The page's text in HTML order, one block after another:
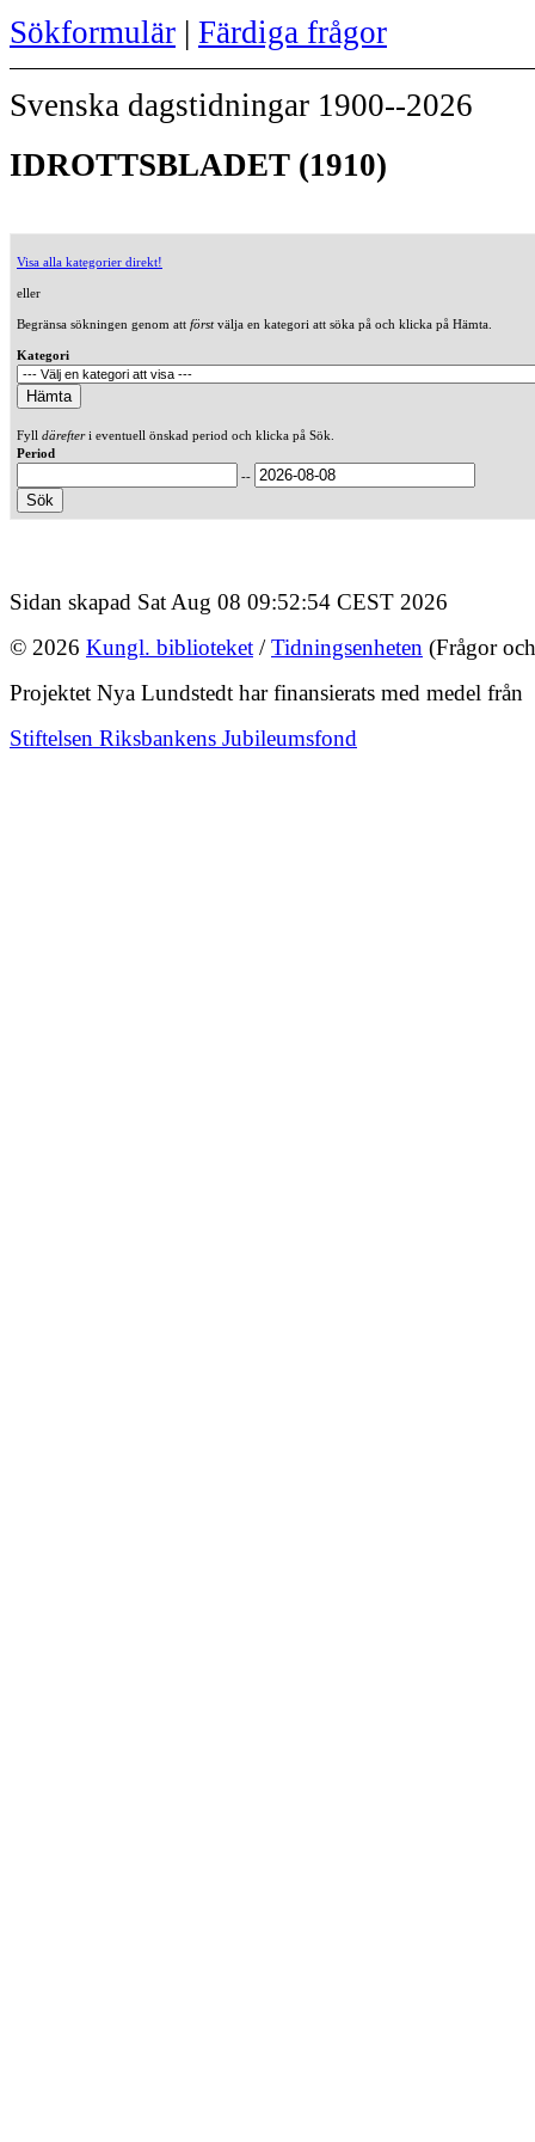
Sökformulär | Färdiga frågor
Svenska dagstidningar 1900--2026
IDROTTSBLADET (1910)
Visa alla kategorier direkt!
eller
Begränsa sökningen genom att förstvälja en kategori att söka på och klicka på Hämta.
Kategori
Fyll därefteri eventuell önskad period och klicka på Sök.
Period
--
Sidan skapad Sat Aug 08 09:52:54 CEST 2026
© 2026 Kungl. biblioteket /Tidningsenheten (Frågor
Projektet Nya Lundstedt har finansierats med medel från
Stiftelsen Riksbankens Jubileumsfond